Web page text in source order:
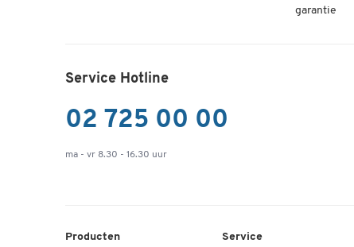
garantie
Service Hotline
02 725 00 00
ma - vr 8.30 - 16.30 uur
Producten Service